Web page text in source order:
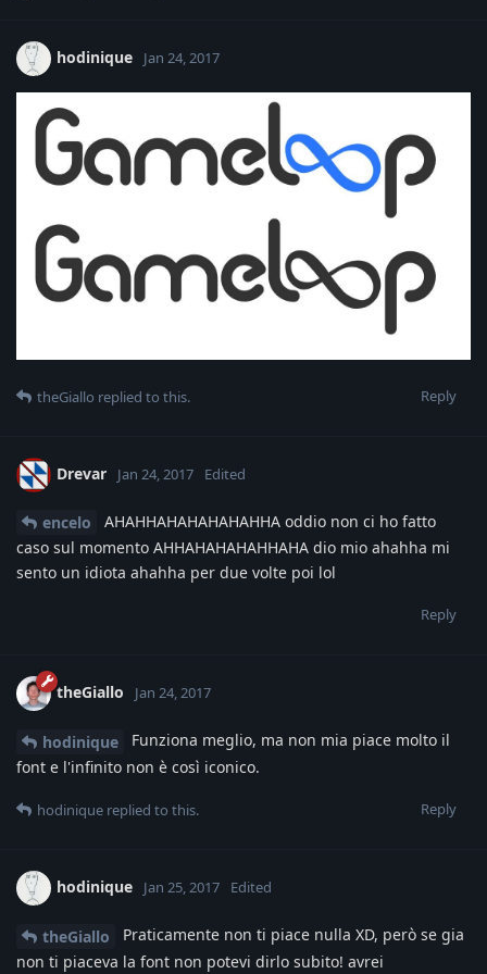
hodinique Jan 24, 2017
Reply
theGiallo replied to this.
Drevar Jan 24, 2017 Edited
encelo
AHAHHAHAHAHAHAHHA oddio non ci ho fatto
caso sul momento AHHAHAHAHAHHAHA dio mio ahahha mi
sento un idiota ahahha per due volte poi lol
Reply
theGiallo Jan 24, 2017
hodinique
Funziona meglio, ma non mia piace molto il
font e l'infinito non è così iconico.
Reply
hodinique replied to this.
hodinique Jan 25, 2017 Edited
theGiallo
Praticamente non ti piace nulla XD, però se gia
non ti piaceva la font non potevi dirlo subito! avrei